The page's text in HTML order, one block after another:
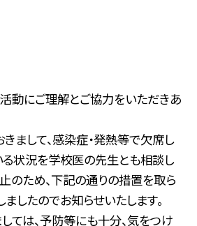
動にご理解とご協力をいただきあ
まして、感染症・発熱等で欠席し
状況を学校医の先生とも相談し
のため、下記の通りの措置を取ら
したのでお知らせいたします。
ては、予防等にも十分、気をつけ